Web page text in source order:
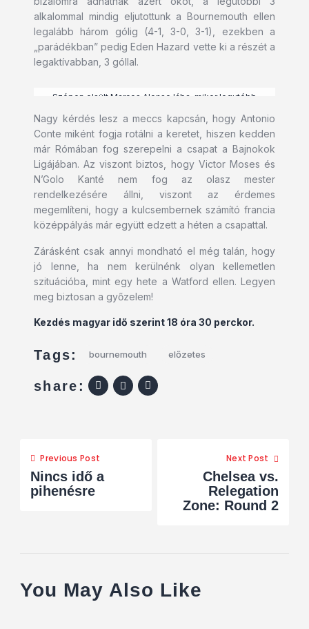
alkalommal mindig eljutottunk a Bournemouth ellen
legalább három gólig (4-1, 3-0, 3-1), ezekben a
„parádékban” pedig Eden Hazard vette ki a részét a
legaktívabban, 3 góllal.
Szépen elsült Marcos Alonso lába, mikor legutóbb
Nagy kérdés lesz a meccs kapcsán, hogy Antonio
Conte miként fogja rotálni a keretet, hiszen kedden
már Rómában fog szerepelni a csapat a Bajnokok
Ligájában. Az viszont biztos, hogy Victor Moses és
N’Golo Kanté nem fog az olasz mester
rendelkezésére állni, viszont az érdemes
megemlíteni, hogy a kulcsembernek számító francia
középpályás már együtt edzett a héten a csapattal.
Zárásként csak annyi mondható el még talán, hogy
jó lenne, ha nem kerülnénk olyan kellemetlen
szituációba, mint egy hete a Watford ellen. Legyen
meg biztosan a győzelem!
Kezdés magyar idő szerint 18 óra 30 perckor.
Tags: bournemouth előzetes
share:
Previous Post
Nincs idő a
pihenésre
Next Post
Chelsea vs.
Relegation
Zone: Round 2
You May Also Like